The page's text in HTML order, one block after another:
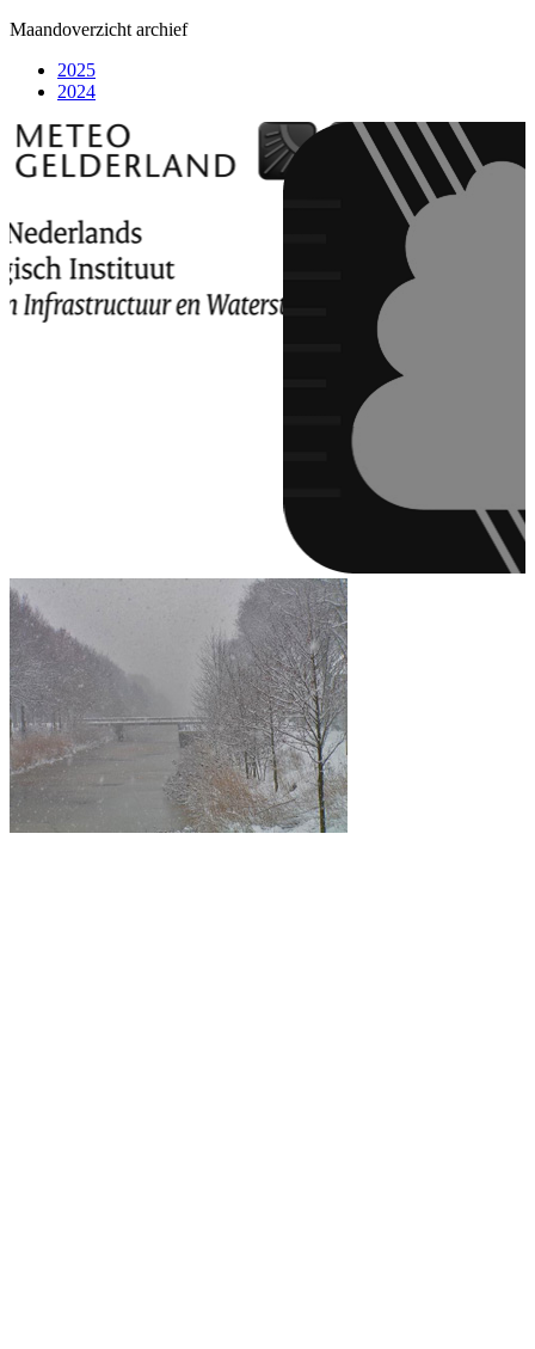
Maandoverzicht archief
2025
2024